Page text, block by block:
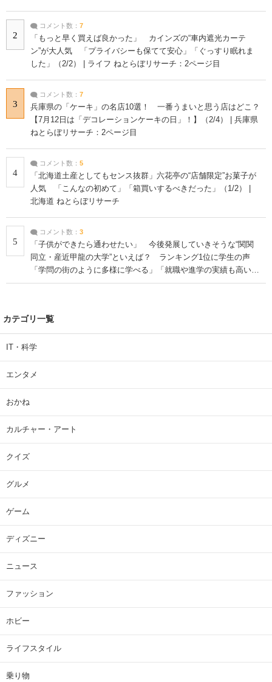
2
コメント数： 7
「もっと早く買えば良かった」 カインズの“車内遮光カーテ
ン”が大人気 「プライバシーも保てて安心」「ぐっすり眠れま
した」（2/2） | ライフ ねとらぼリサーチ：2ページ目
3
コメント数： 7
兵庫県の「ケーキ」の名店10選！ 一番うまいと思う店はどこ？
【7月12日は「デコレーションケーキの日」！】（2/4） | 兵庫県
ねとらぼリサーチ：2ページ目
4
コメント数： 5
「北海道土産としてもセンス抜群」六花亭の“店舗限定”お菓子が
人気 「こんなの初めて」「箱買いするべきだった」（1/2） |
北海道 ねとらぼリサーチ
5
コメント数： 3
「子供ができたら通わせたい」 今後発展していきそうな“関関
同立・産近甲龍の大学”といえば？ ランキング1位に学生の声
「学問の街のように多様に学べる」「就職や進学の実績も高い」
| 大学 ねとらぼリサーチ
カテゴリ一覧
IT・科学
エンタメ
おかね
カルチャー・アート
クイズ
グルメ
ゲーム
ディズニー
ニュース
ファッション
ホビー
ライフスタイル
乗り物